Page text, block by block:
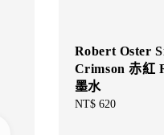
Robert Oster
Crimson 赤紅
墨水
Regular
NT$ 620